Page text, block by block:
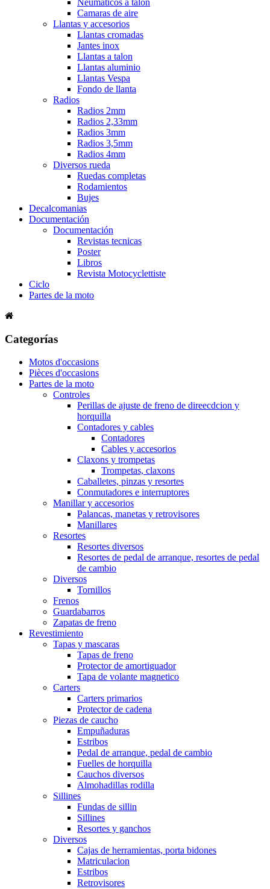
Camaras de aire
Llantas y accesorios
Llantas cromadas
Jantes inox
Llantas a talon
Llantas aluminio
Llantas Vespa
Fondo de llanta
Radios
Radios 2mm
Radios 2,33mm
Radios 3mm
Radios 3,5mm
Radios 4mm
Diversos rueda
Ruedas completas
Rodamientos
Bujes
Decalcomanias
Documentación
Documentación
Revistas tecnicas
Poster
Libros
Revista Motocyclettiste
Ciclo
Partes de la moto
Categorías
Motos d'occasions
Pièces d'occasions
Partes de la moto
Controles
Perillas de ajuste de freno de direecdcion y
horquilla
Contadores y cables
Contadores
Cables y accesorios
Claxons y trompetas
Trompetas, claxons
Caballetes, pinzas y resortes
Conmutadores e interruptores
Manillar y accesorios
Palancas, manetas y retrovisores
Manillares
Resortes
Resortes diversos
Resortes de pedal de arranque, resortes de pedal
de cambio
Diversos
Tornillos
Frenos
Guardabarros
Zapatas de freno
Revestimiento
Tapas y mascaras
Tapas de freno
Protector de amortiguador
Tapa de volante magnetico
Carters
Carters primarios
Protector de cadena
Piezas de caucho
Empuñaduras
Estribos
Pedal de arranque, pedal de cambio
Fuelles de horquilla
Cauchos diversos
Almohadillas rodilla
Sillines
Fundas de sillin
Sillines
Resortes y ganchos
Diversos
Cajas de herramientas, porta bidones
Matriculacion
Estribos
Retrovisores